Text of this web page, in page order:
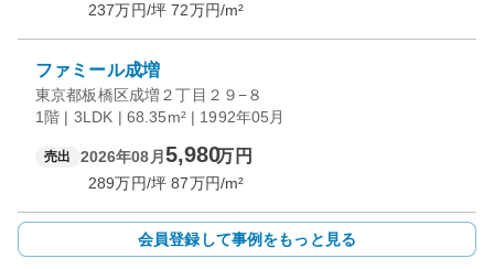
237万円/坪 72万円/m²
ファミール成増
東京都板橋区成増２丁目２９−８
1階 | 3LDK | 68.35m² | 1992年05月
売出 2026年08月 5,980万円
289万円/坪 87万円/m²
会員登録して事例をもっと見る